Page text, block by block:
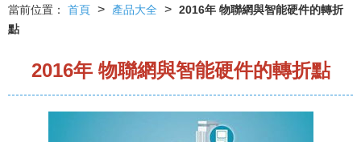
當前位置： 首頁 > 產品大全 > 2016年 物聯網與智能硬件的轉折
點
2016年 物聯網與智能硬件的轉折點